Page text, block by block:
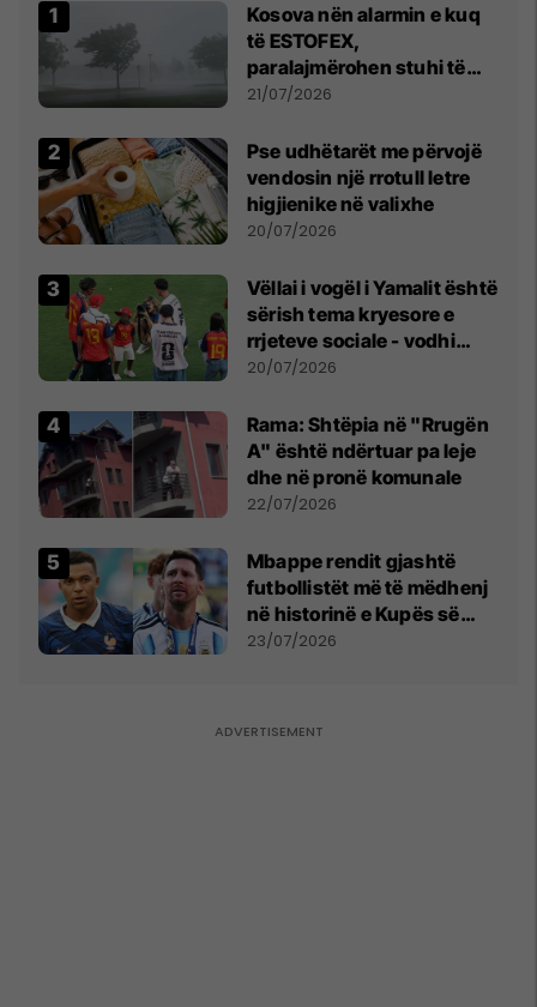
Kosova nën alarmin e kuq
të ESTOFEX,
paralajmërohen stuhi të
fuqishme me breshër dhe
21/07/2026
Pse udhëtarët me përvojë
vendosin një rrotull letre
higjienike në valixhe
20/07/2026
Vëllai i vogël i Yamalit është
sërish tema kryesore e
rrjeteve sociale - vodhi
vëmendjen pas finales së
20/07/2026
Rama: Shtëpia në "Rrugën
A" është ndërtuar pa leje
dhe në pronë komunale
22/07/2026
Mbappe rendit gjashtë
futbollistët më të mëdhenj
në historinë e Kupës së
Botës, Messi mbetet i dyti
23/07/2026